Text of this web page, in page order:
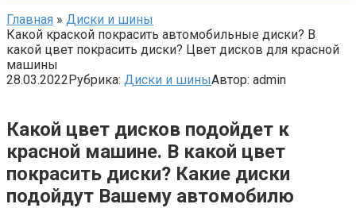
Главная » Диски и шины
Какой краской покрасить автомобильные диски? В
какой цвет покрасить диски? Цвет дисков для красной
машины
28.03.2022Рубрика: Диски и шиныАвтор: admin
Какой цвет дисков подойдет к
красной машине. В какой цвет
покрасить диски? Какие диски
подойдут Вашему автомобилю